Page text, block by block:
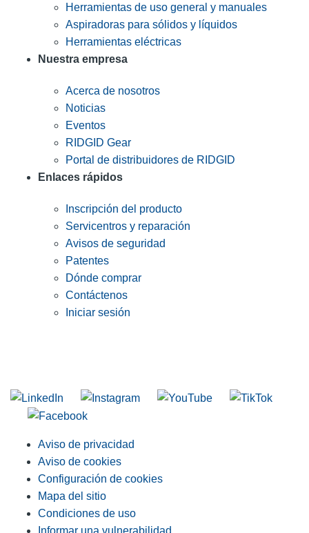
Herramientas de uso general y manuales
Aspiradoras para sólidos y líquidos
Herramientas eléctricas
Nuestra empresa
Acerca de nosotros
Noticias
Eventos
RIDGID Gear
Portal de distribuidores de RIDGID
Enlaces rápidos
Inscripción del producto
Servicentros y reparación
Avisos de seguridad
Patentes
Dónde comprar
Contáctenos
Iniciar sesión
Aviso de privacidad
Aviso de cookies
Configuración de cookies
Mapa del sitio
Condiciones de uso
Informar una vulnerabilidad